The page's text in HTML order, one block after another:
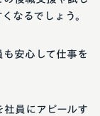
なるでしょう。
安心して仕事を
員にアピールす